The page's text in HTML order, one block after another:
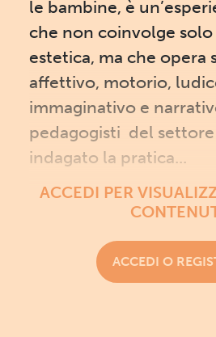
le bambine, è
che non coinvolge
estetica, ma che opera
affettivo, motorio,
immaginativo e
pedagogisti del
indagato la pratica...
ACCEDI PER
ACCEDI O